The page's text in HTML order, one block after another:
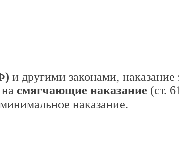
и другими законами,
смягчающие наказание (ст.
наказание.